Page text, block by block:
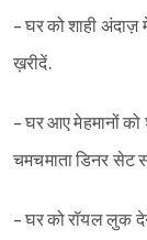
- घर को शाही अंदाज़
ख़रीदें.
- घर आए मेहमानों को
चमचमाता डिनर सेट
- घर को रॉयल लुक